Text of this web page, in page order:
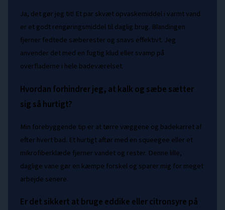
Ja, det gør jeg tit! Et par skvæt opvaskemiddel i varmt vand
er et godt rengøringsmiddel til daglig brug. Blandingen
fjerner fedtede sæberester og snavs effektivt. Jeg
anvender det med en fugtig klud eller svamp på
overfladerne i hele badeværelset.
Hvordan forhindrer jeg, at kalk og sæbe sætter
sig så hurtigt?
Min forebyggende tip er at tørre væggene og badekarret af
efter hvert bad. Et hurtigt aftør med en squeegee eller et
mikrofiberklæde fjerner vandet og rester. Denne lille,
daglige vane gør en kæmpe forskel og sparer mig for meget
arbejde senere.
Er det sikkert at bruge eddike eller citronsyre på